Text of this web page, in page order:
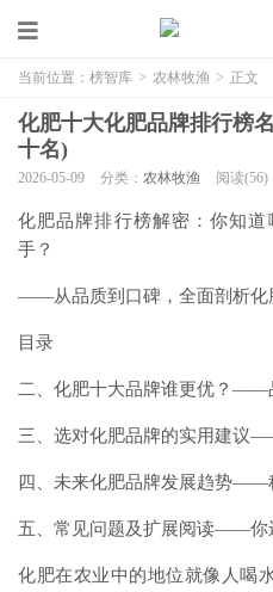
当前位置： 榜智库 > 农林牧渔 > 正文
化肥十大化肥品牌排行榜
十名)
2026-05-09 分类： 农林牧渔 阅读(56)
化肥品牌排行榜解密：你知
手？
——从品质到口碑，全面剖析化
目录
二、化肥十大品牌谁更优？——
三、选对化肥品牌的实用建议
四、未来化肥品牌发展趋势——
五、常见问题及扩展阅读——你
化肥在农业中的地位就像人喝